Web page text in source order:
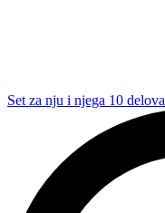
Set za nju i njega 10 delova